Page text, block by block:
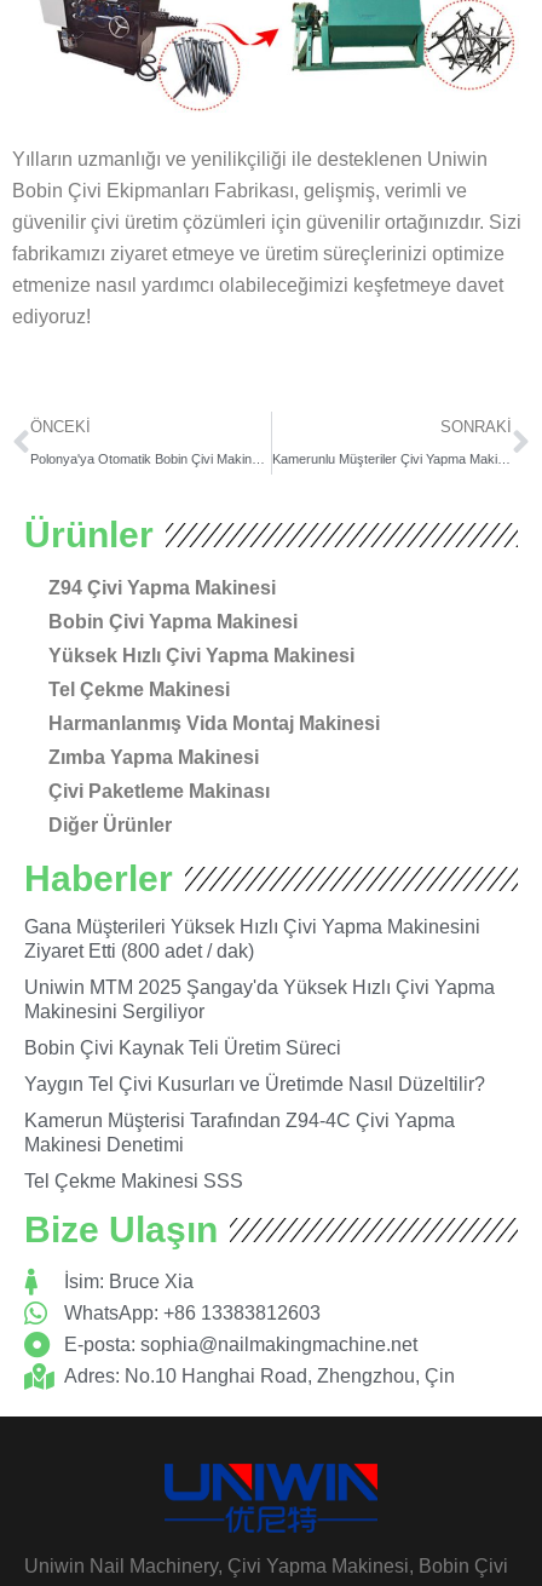
Yılların uzmanlığı ve yenilikçiliği ile desteklenen Uniwin
Bobin Çivi Ekipmanları Fabrikası, gelişmiş, verimli ve
güvenilir çivi üretim çözümleri için güvenilir ortağınızdır. Sizi
fabrikamızı ziyaret etmeye ve üretim süreçlerinizi optimize
etmenize nasıl yardımcı olabileceğimizi keşfetmeye davet
ediyoruz!
Prev
ÖNCEKI SONRAKI
Kamerunlu Müşteriler Çivi Yapma Makinesi Fabrikasını Ziyaret Etti
Ürünler
Z94 Çivi Yapma Makinesi
Bobin Çivi Yapma Makinesi
Yüksek Hızlı Çivi Yapma Makinesi
Tel Çekme Makinesi
Harmanlanmış Vida Montaj Makinesi
Zımba Yapma Makinesi
Çivi Paketleme Makinası
Diğer Ürünler
Haberler
Gana Müşterileri Yüksek Hızlı Çivi Yapma Makinesini
Ziyaret Etti (800 adet / dak)
Uniwin MTM 2025 Şangay'da Yüksek Hızlı Çivi Yapma
Makinesini Sergiliyor
Bobin Çivi Kaynak Teli Üretim Süreci
Yaygın Tel Çivi Kusurları ve Üretimde Nasıl Düzeltilir?
Kamerun Müşterisi Tarafından Z94-4C Çivi Yapma
Makinesi Denetimi
Tel Çekme Makinesi SSS
Bize Ulaşın
İsim: Bruce Xia
WhatsApp: +86 13383812603
E-posta: sophia@nailmakingmachine.net
Adres: No.10 Hanghai Road, Zhengzhou, Çin
Uniwin Nail Machinery, Çivi Yapma Makinesi, Bobin Çivi